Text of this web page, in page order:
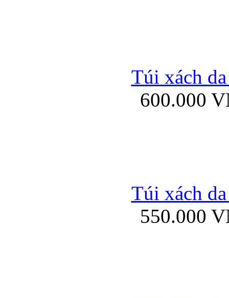
Bao da iPhone 5
Túi xách
600.000
Túi xách
550.000